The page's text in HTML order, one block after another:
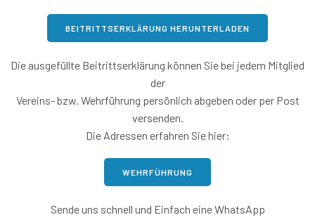
BEITRITTSERKLÄRUNG HERUNTERLADEN
Die ausgefüllte Beitrittserklärung können Sie bei jedem Mitglied
der
Vereins- bzw. Wehrführung persönlich abgeben oder per Post
versenden.
Die Adressen erfahren Sie hier:
WEHRFÜHRUNG
Sende uns schnell und Einfach eine WhatsApp